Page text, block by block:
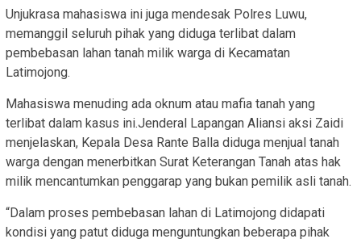
Unjukrasa mahasiswa ini juga mendesak Polres Luwu,
memanggil seluruh pihak yang diduga terlibat dalam
pembebasan lahan tanah milik warga di Kecamatan
Latimojong.
Mahasiswa menuding ada oknum atau mafia tanah yang
terlibat dalam kasus ini.Jenderal Lapangan Aliansi aksi Zaidi
menjelaskan, Kepala Desa Rante Balla diduga menjual tanah
warga dengan menerbitkan Surat Keterangan Tanah atas hak
milik mencantumkan penggarap yang bukan pemilik asli tanah.
“Dalam proses pembebasan lahan di Latimojong didapati
kondisi yang patut diduga menguntungkan beberapa pihak